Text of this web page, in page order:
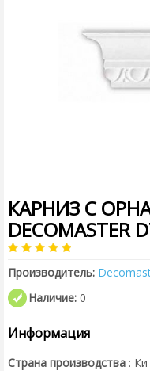
КАРНИЗ С
DECOMASTER
Производитель:
Наличие: 0
Информация
Страна производства :